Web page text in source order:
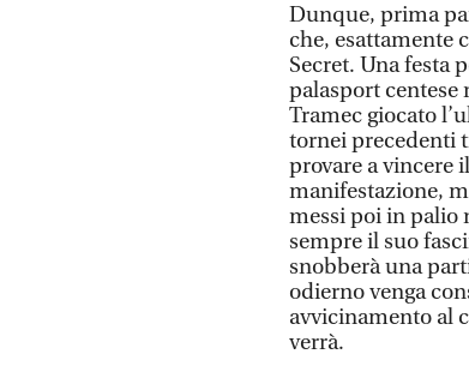
Dunque, prima
che, esattamente
Secret. Una festa
palasport centese
Tramec giocato
tornei precedenti
provare a vincere
manifestazione,
messi poi in palio
sempre il suo
snobberà una
odierno venga
avvicinamento al
verrà.